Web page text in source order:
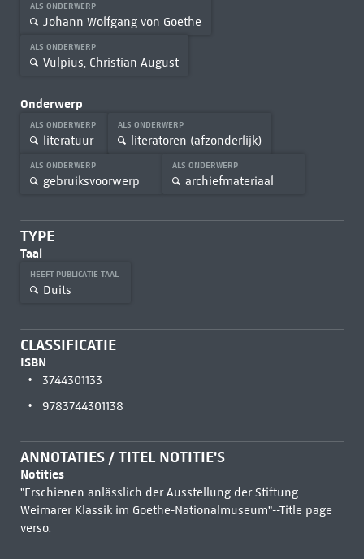
ALS ONDERWERP
Johann Wolfgang von Goethe
ALS ONDERWERP
Vulpius, Christian August
Onderwerp
ALS ONDERWERP
literatuur
ALS ONDERWERP
literatoren (afzonderlijk)
ALS ONDERWERP
gebruiksvoorwerp
ALS ONDERWERP
archiefmateriaal
TYPE
Taal
HEEFT PUBLICATIE TAAL
Duits
CLASSIFICATIE
ISBN
3744301133
9783744301138
ANNOTATIES / TITEL NOTITIE'S
Notities
"Erschienen anlässlich der Ausstellung der Stiftung
Weimarer Klassik im Goethe-Nationalmuseum"--Title page
verso.